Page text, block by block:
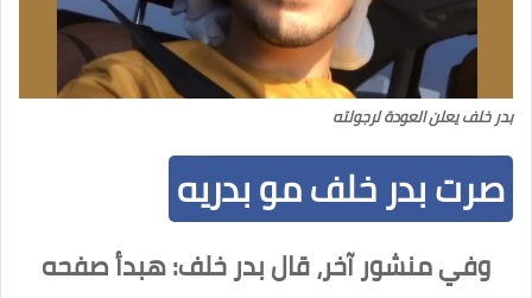
بدر خلف يعلن العودة لرجولته
صرت بدر خلف مو بدريه
وفي منشور آخر، قال بدر خلف: هبدأ صفحه